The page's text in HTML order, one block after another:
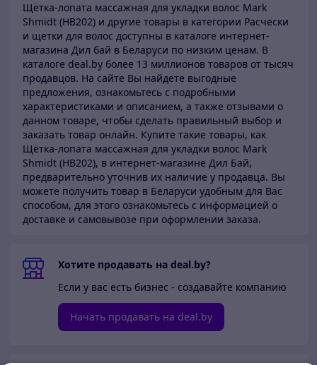
Щётка-лопата массажная для укладки волос Mark
Shmidt (HB202) и другие товары в категории Расчески
и щетки для волос доступны в каталоге интернет-
магазина Дил бай в Беларуси по низким ценам. В
каталоге deal.by более 13 миллионов товаров от тысяч
продавцов. На сайте Вы найдете выгодные
предложения, ознакомьтесь с подробными
характеристиками и описанием, а также отзывами о
данном товаре, чтобы сделать правильный выбор и
заказать товар онлайн. Купите такие товары, как
Щётка-лопата массажная для укладки волос Mark
Shmidt (HB202), в интернет-магазине Дил Бай,
предварительно уточнив их наличие у продавца. Вы
можете получить товар в Беларуси удобным для Вас
способом, для этого ознакомьтесь с информацией о
доставке и самовывозе при оформлении заказа.
Хотите продавать на deal.by?
Если у вас есть бизнес - создавайте компанию
Начать продавать на deal.by